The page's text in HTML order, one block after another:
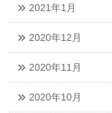
2021年1月
2020年12月
2020年11月
2020年10月